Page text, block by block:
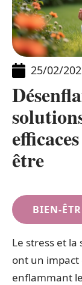
25/02/
être
BIEN-
Le stress et
ont un impact
enflammant